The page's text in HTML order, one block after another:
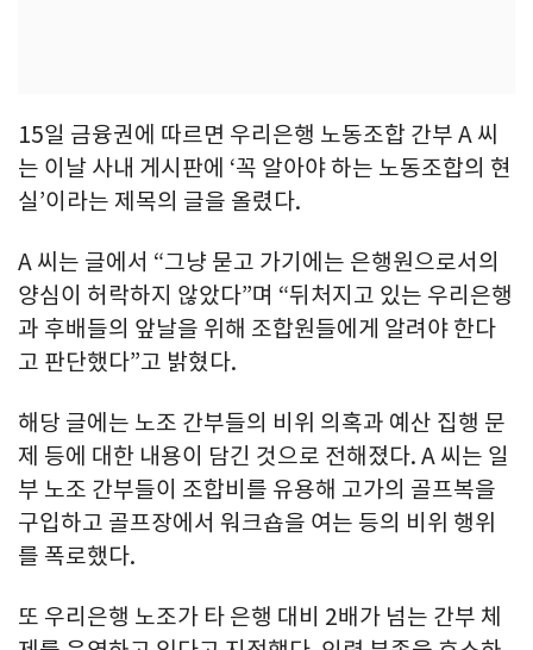
15일 금융권에 따르면 우리은행 노동조합 간부 A 씨
는 이날 사내 게시판에 ‘꼭 알아야 하는 노동조합의 현
실’이라는 제목의 글을 올렸다.
A 씨는 글에서 “그냥 묻고 가기에는 은행원으로서의
양심이 허락하지 않았다”며 “뒤처지고 있는 우리은행
과 후배들의 앞날을 위해 조합원들에게 알려야 한다
고 판단했다”고 밝혔다.
해당 글에는 노조 간부들의 비위 의혹과 예산 집행 문
제 등에 대한 내용이 담긴 것으로 전해졌다. A 씨는 일
부 노조 간부들이 조합비를 유용해 고가의 골프복을
구입하고 골프장에서 워크숍을 여는 등의 비위 행위
를 폭로했다.
또 우리은행 노조가 타 은행 대비 2배가 넘는 간부 체